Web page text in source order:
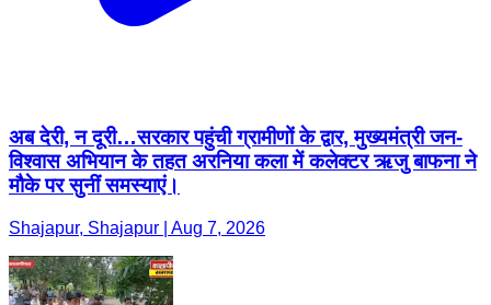
अब देरी, न दूरी…सरकार पहुंची ग्रामीणों के द्वार, मुख्यमंत्री जन-
विश्वास अभियान के तहत अरनिया कला में कलेक्टर ऋजु बाफना ने
मौके पर सुनीं समस्याएं।
Shajapur, Shajapur | Aug 7, 2026